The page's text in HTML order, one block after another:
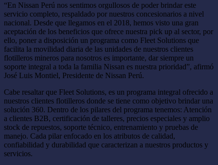
“En Nissan Perú nos sentimos orgullosos de poder brindar este
servicio completo, respaldado por nuestros concesionarios a nivel
nacional. Desde que llegamos en el 2018, hemos visto una gran
aceptación de los beneficios que ofrece nuestra pick up al sector, por
ello, poner a disposición un programa como Fleet Solutions que
facilita la movilidad diaria de las unidades de nuestros clientes
flotilleros mineros para nosotros es importante, dar siempre un
soporte integral a toda la familia Nissan es nuestra prioridad”, afirmó
José Luis Montiel, Presidente de Nissan Perú.
Cabe resaltar que Fleet Solutions, es un programa integral ofrecido a
nuestros clientes flotilleros donde se tiene como objetivo brindar una
solución 360. Dentro de los pilares del programa tenemos: Atención
a clientes B2B, certificación de talleres, precios especiales y amplio
stock de repuestos, soporte técnico, entrenamiento y pruebas de
manejo. Cada pilar enfocado en los atributos de calidad,
confiabilidad y durabilidad que caracterizan a nuestros productos y
servicios.